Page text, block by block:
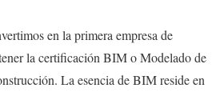
en la primera empresa de
la certificación BIM o Modelado de
La esencia de BIM reside en